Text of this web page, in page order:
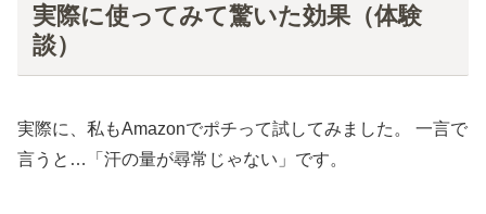
実際に使ってみて驚いた効果（体験
談）
実際に、私もAmazonでポチって試してみました。 一言で
言うと…「汗の量が尋常じゃない」です。